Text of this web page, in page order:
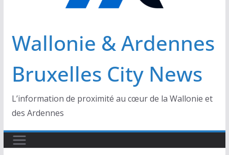
Wallonie & Ardennes
Bruxelles City News
L’information de proximité au cœur de la Wallonie et
des Ardennes